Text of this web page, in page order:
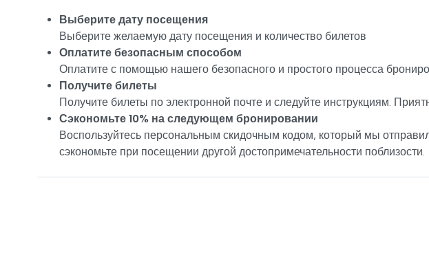
Выберите дату посещения
Выберите желаемую дату посещения и количество билетов
Оплатите безопасным способом
Оплатите с помощью нашего безопасного и простого процесса
Получите билеты
Получите билеты по электронной почте и следуйте инструкциям.
Сэкономьте 10% на следующем бронировании
Воспользуйтесь персональным скидочным кодом, который мы
сэкономьте при посещении другой достопримечательности поблизости.